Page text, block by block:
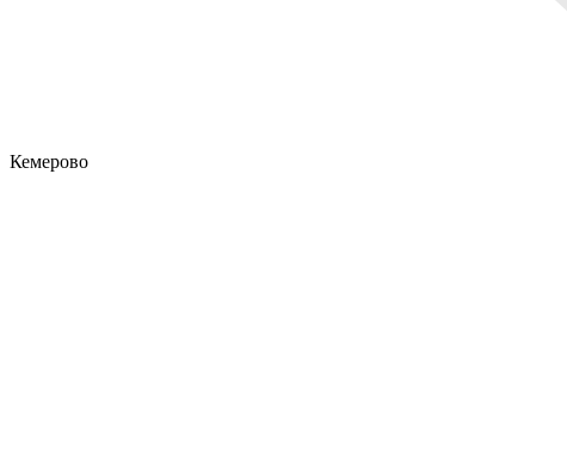
Кемерово